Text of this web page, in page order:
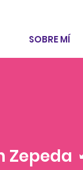
SOBRE MÍ
Zepeda